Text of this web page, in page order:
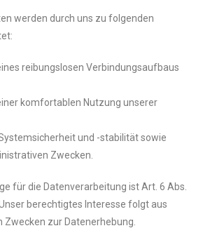
werden durch uns zu folgenden
reibungslosen Verbindungsaufbaus
komfortablen Nutzung unserer
und -stabilität sowie
Zwecken.
für die Datenverarbeitung ist Art. 6 Abs.
Unser berechtigtes Interesse folgt aus
zur Datenerhebung.